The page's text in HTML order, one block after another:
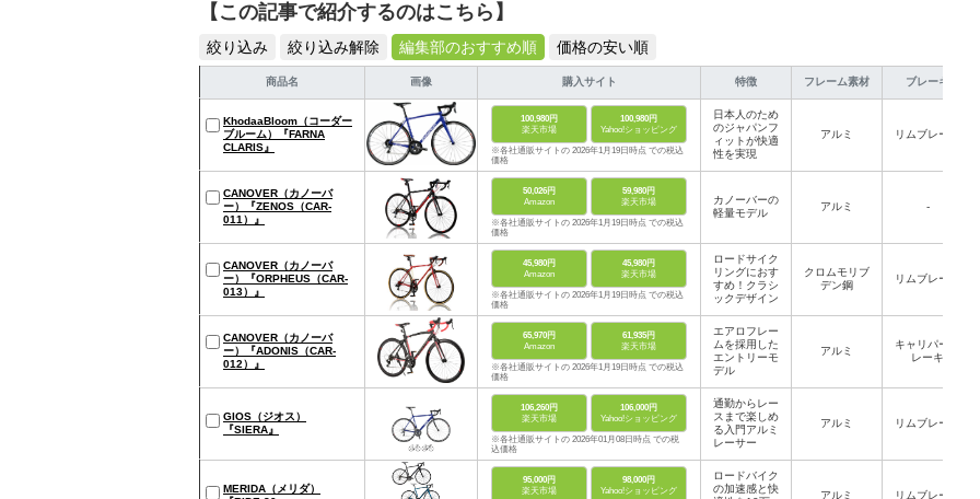
【この記事で紹介するのはこちら】
絞り込み 絞り込み解除 編集部のおすすめ順 価格の安い順
商品名 画像 購入サイト 特徴 フレーム素材 ブレーキ
KhodaaBloom（コーダー
ブルーム）『FARNA
CLARIS』
100,980円
楽天市場
100,980円
Yahoo!ショッピング
※各社通販サイトの 2026年1月19日時点 での税込
価格
日本人のため
のジャパンフ
ィットが快適
性を実現
アルミ リムブレーキ
CANOVER（カノーバ
ー）『ZENOS（CAR-
011）』
50,026円
Amazon
59,980円
楽天市場
※各社通販サイトの 2026年1月19日時点 での税込
価格
カノーバーの
軽量モデル
アルミ -
CANOVER（カノーバ
ー）『ORPHEUS（CAR-
013）』
45,980円
Amazon
45,980円
楽天市場
※各社通販サイトの 2026年1月19日時点 での税込
価格
ロードサイク
リングにおす
すめ！クラシ
ックデザイン
クロムモリブ
デン鋼
リムブレーキ
CANOVER（カノーバ
ー）『ADONIS（CAR-
012）』
65,970円
Amazon
61,935円
楽天市場
※各社通販サイトの 2026年1月19日時点 での税込
価格
エアロフレー
ムを採用した
エントリーモ
デル
アルミ
キャリパーブ
レーキ
GIOS（ジオス）
『SIERA』
106,260円
楽天市場
106,000円
Yahoo!ショッピング
※各社通販サイトの 2026年01月08日時点 での税
込価格
通勤からレー
スまで楽しめ
る入門アルミ
レーサー
アルミ リムブレーキ
MERIDA（メリダ）
95,000円
楽天市場
98,000円
Yahoo!ショッピング
ロードバイク
の加速感と快
アルミ リムブレーキ